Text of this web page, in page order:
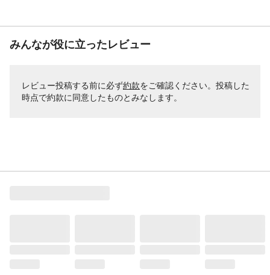
みんなが役に立ったレビュー
レビュー投稿する前に必ず約款をご確認ください。投稿した
時点で約款に同意したものとみなします。